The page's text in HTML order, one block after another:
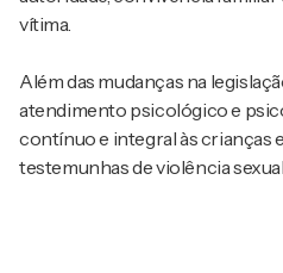
vítima.
Além das mudanças na
atendimento psicológico e
contínuo e integral às crianças
testemunhas de violência